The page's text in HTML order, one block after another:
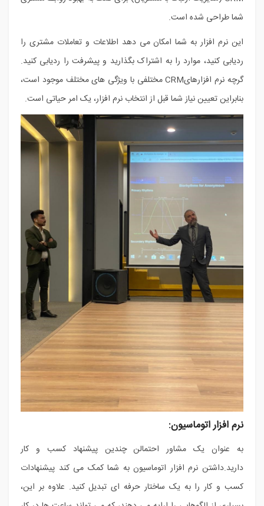
شما طراحی شده است.
این نرم افزار به شما امکان می دهد اطلاعات و تعاملات مشتری را
ردیابی کنید، موارد را به اشتراک بگذارید و پیشرفت را ردیابی کنید.
گرچه نرم افزارهایCRM مختلفی با ویژگی های مختلف موجود است،
بنابراین تعیین نیاز شما قبل از انتخاب نرم افزار، یک امر حیاتی است.
نرم افزار اتوماسیون:
به عنوان یک مشاور احتمالن چندین پیشنهاد کسب و کار
دارید.داشتن نرم افزار اتوماسیون به شما کمک می کند پیشنهادات
کسب و کار را به یک ساختار حرفه ای تبدیل کنید. علاوه بر این،